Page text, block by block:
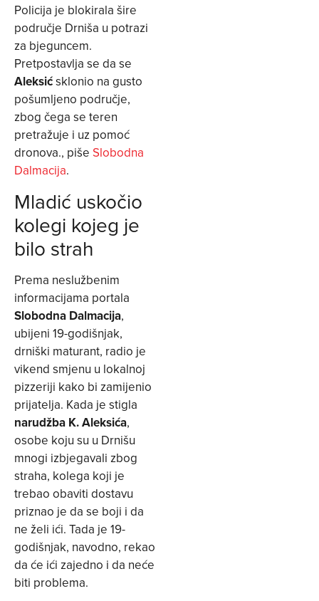
Policija je blokirala šire
područje Drniša u potrazi
za bjeguncem.
Pretpostavlja se da se
Aleksićsklonio na gusto
pošumljeno područje,
zbog čega se teren
pretražuje i uz pomoć
dronova., piše Slobodna
Dalmacija.
Mladić uskočio
kolegi kojeg je
bilo strah
Prema neslužbenim
informacijama portala
Slobodna Dalmacija,
ubijeni 19-godišnjak,
drniški maturant, radio je
vikend smjenu u lokalnoj
pizzeriji kako bi zamijenio
prijatelja. Kada je stigla
narudžba K. Aleksića,
osobe koju su u Drnišu
mnogi izbjegavali zbog
straha, kolega koji je
trebao obaviti dostavu
priznao je da se boji i da
ne želi ići. Tada je 19-
godišnjak, navodno, rekao
da će ići zajedno i da neće
biti problema.